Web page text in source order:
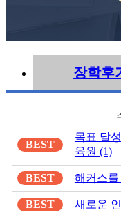
장학후
BEST
목표 달
육원 (1)
BEST 해커스
BEST 새로운